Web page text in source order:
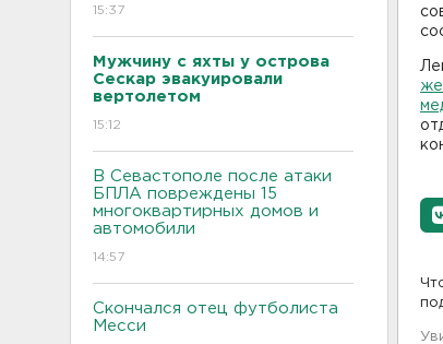
15:37
Мужчину с яхты у острова
Сескар эвакуировали
вертолетом
15:12
В Севастополе после атаки
БПЛА повреждены 15
многоквартирных домов и
автомобили
14:57
Скончался отец футболиста
Месси